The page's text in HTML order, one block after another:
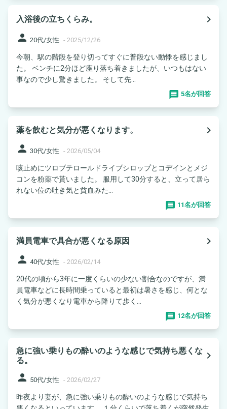
入浴後の立ちくらみ。
navigate_next
person 20代/女性 - 2025/12/26
今朝、駅の階段を登り切ってすぐに普段ない動悸を感じまし
た。 ベンチに2分ほど座り落ち着きましたが、いつもはない
事なので少し驚きました。 そして先...
5名が回答
薬を飲むと気分が悪くなります。
navigate_next
person 30代/女性 - 2026/05/04
咳止めにツロブテロールドライブシロップとコデインとメジ
コンを粉薬で貰いました。 服用して30分すると、立って居ら
れない位の吐き気と貧血みた...
11名が回答
満員電車で具合が悪くなる原因
navigate_next
person 40代/女性 - 2026/02/14
20代の頃から3年に一度くらいの少ない割合なのですが、満
員電車などに長時間乗っていると最初は暑さを感じ、何とな
く気分が悪くなり電車から降りて歩く...
12名が回答
急に強い乗りもの酔いのような感じで気持ち悪くな
る。
navigate_next
person 50代/女性 - 2026/02/27
昨夜より妻が、急に強い乗りもの酔いのような感じで気持ち